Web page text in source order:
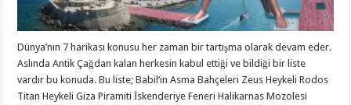
Dünya’nın 7 harikası konusu her zaman bir tartışma olarak devam eder.
Aslında Antik Çağdan kalan herkesin kabul ettiği ve bildiği bir liste
vardır bu konuda. Bu liste; Babil’in Asma Bahçeleri Zeus Heykeli Rodos
Titan Heykeli Giza Piramiti İskenderiye Feneri Halikarnas Mozolesi